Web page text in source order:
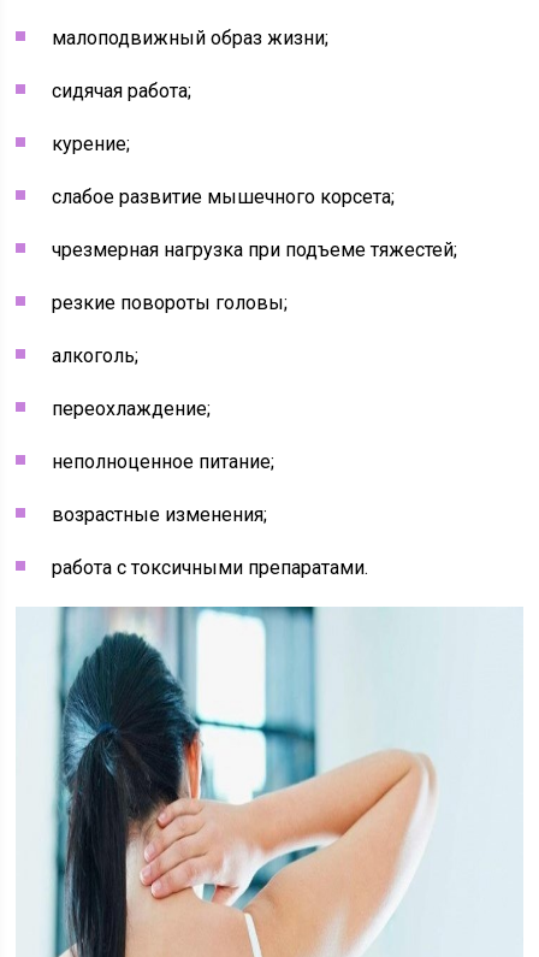
малоподвижный образ жизни;
сидячая работа;
курение;
слабое развитие мышечного корсета;
чрезмерная нагрузка при подъеме тяжестей;
резкие повороты головы;
алкоголь;
переохлаждение;
неполноценное питание;
возрастные изменения;
работа с токсичными препаратами.